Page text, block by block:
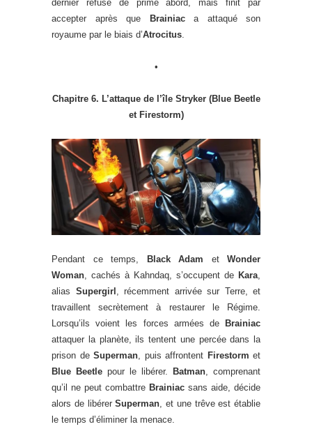
dernier refuse de prime abord, mais finit par
accepter après que
Brainiaca attaqué son
royaume par le biais d’Atrocitus
•
Chapitre 6. L’attaque de l’île Stryker (Blue Beetle
et Firestorm)
Pendant ce temps, Black Adam et Wonder
Woman , cachés à Kahndaq, s’occupent de Kara
alias Supergirl
, récemment arrivée sur Terre, et
travaillent secrètement à restaurer le Régime.
Lorsqu’ils voient les forces armées de
Brainiac
attaquer la planète, ils tentent une percée dans la
prison de Superman , puis affrontent Firestorm et
Blue Beetle pour le libérer. Batman , comprenant
qu’il ne peut combattre Brainiac sans aide, décide
alors de libérerSuperman , et une trêve est établie
le temps d’éliminer la menace.